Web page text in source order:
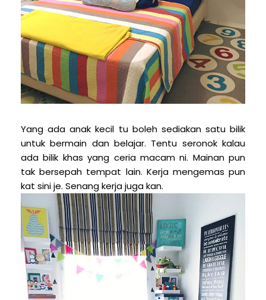
Yang ada anak kecil tu boleh sediakan satu bilik
untuk bermain dan belajar. Tentu seronok kalau
ada bilik khas yang ceria macam ni. Mainan pun
tak bersepah tempat lain. Kerja mengemas pun
kat sini je. Senang kerja juga kan.